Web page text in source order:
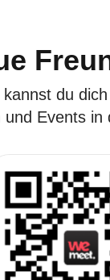
du
und Events in